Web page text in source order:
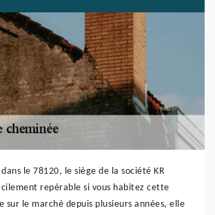
dans le 78120, le siège de la société KR
repérable si vous habitez cette
sur le marché depuis plusieurs années, elle